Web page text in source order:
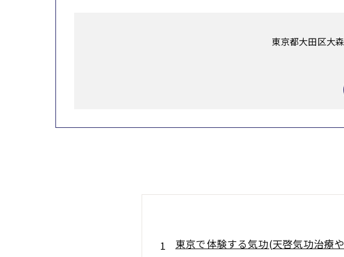
東京都大田区大
東京で体験する気功(天啓気功治療